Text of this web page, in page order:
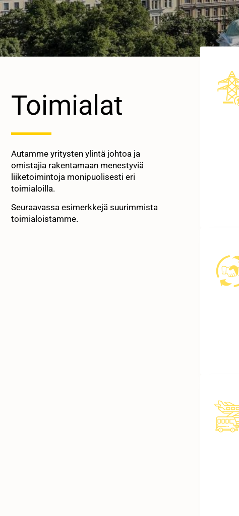
Toimialat
Autamme yritysten ylintä johtoa ja
omistajia rakentamaan menestyviä
liiketoimintoja monipuolisesti eri
toimialoilla.
Seuraavassa esimerkkejä suurimmista
toimialoistamme.